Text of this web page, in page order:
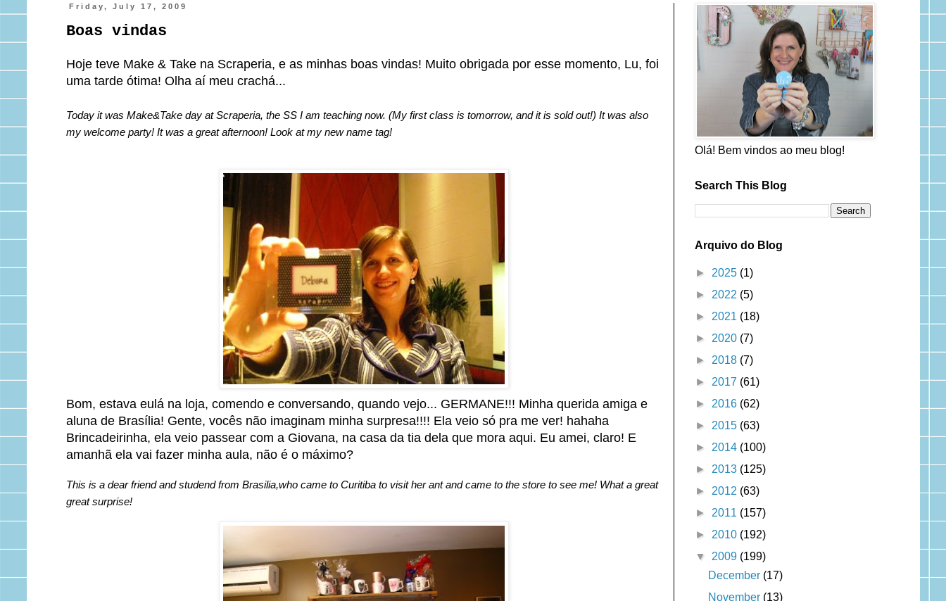
Friday, July 17, 2009
Boas vindas
Hoje teve Make & Take na Scraperia, e as minhas boas vindas! Muito obrigada por esse momento, Lu, foi
uma tarde ótima! Olha aí meu crachá...
Today it was Make&Take day at Scraperia, the SS I am teaching now. (My first class is tomorrow, and it is sold out!) It was also
my welcome party! It was a great afternoon! Look at my new name tag!
Bom, estava eulá na loja, comendo e conversando, quando vejo... GERMANE!!! Minha querida amiga e
aluna de Brasília! Gente, vocês não imaginam minha surpresa!!!! Ela veio só pra me ver! hahaha
Brincadeirinha, ela veio passear com a Giovana, na casa da tia dela que mora aqui. Eu amei, claro! E
amanhã ela vai fazer minha aula, não é o máximo?
This is a dear friend and studend from Brasilia,who came to Curitiba to visit her ant and came to the store to see me! What a great
great surprise!
Olá! Bem vindos ao meu blog!
Search This Blog
Arquivo do Blog
► 2025 (1)
► 2022 (5)
► 2021 (18)
► 2020 (7)
► 2018 (7)
► 2017 (61)
► 2016 (62)
► 2015 (63)
► 2014 (100)
► 2013 (125)
► 2012 (63)
► 2011 (157)
► 2010 (192)
▼ 2009 (199)
December (17)
November (13)